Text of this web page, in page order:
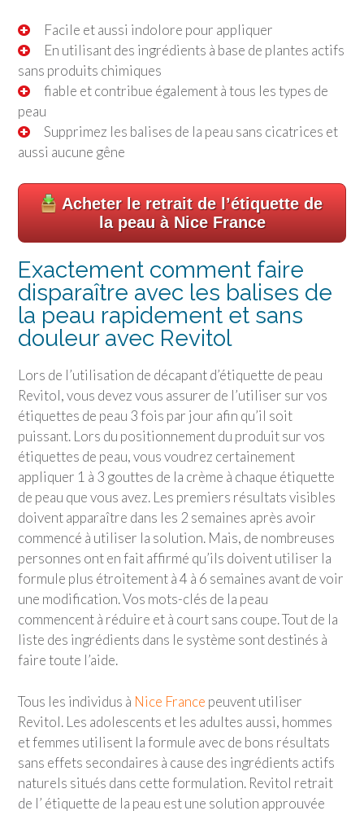
Facile et aussi indolore pour appliquer
En utilisant des ingrédients à base de plantes actifs
sans produits chimiques
fiable et contribue également à tous les types de
peau
Supprimez les balises de la peau sans cicatrices et
aussi aucune gêne
Acheter le retrait de l’étiquette de
la peau à Nice France
Exactement comment faire
disparaître avec les balises de
la peau rapidement et sans
douleur avec Revitol
Lors de l’utilisation de décapant d’étiquette de peau
Revitol, vous devez vous assurer de l’utiliser sur vos
étiquettes de peau 3 fois par jour afin qu’il soit
puissant. Lors du positionnement du produit sur vos
étiquettes de peau, vous voudrez certainement
appliquer 1 à 3 gouttes de la crème à chaque étiquette
de peau que vous avez. Les premiers résultats visibles
doivent apparaître dans les 2 semaines après avoir
commencé à utiliser la solution. Mais, de nombreuses
personnes ont en fait affirmé qu’ils doivent utiliser la
formule plus étroitement à 4 à 6 semaines avant de voir
une modification. Vos mots-clés de la peau
commencent à réduire et à court sans coupe. Tout de la
liste des ingrédients dans le système sont destinés à
faire toute l’aide.
Tous les individus à Nice France peuvent utiliser
Revitol. Les adolescents et les adultes aussi, hommes
et femmes utilisent la formule avec de bons résultats
sans effets secondaires à cause des ingrédients actifs
naturels situés dans cette formulation. Revitol retrait
de l’ étiquette de la peau est une solution approuvée